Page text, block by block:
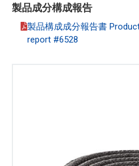
製品成分構成報告
製品構成成分報告書
report #6528